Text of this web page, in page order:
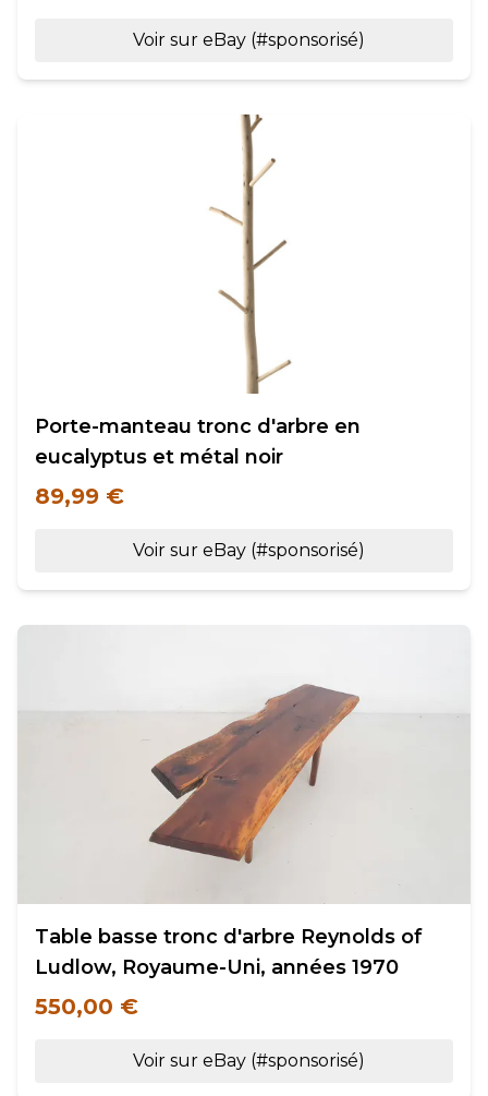
Voir sur eBay (#sponsorisé)
Porte-manteau tronc d'arbre en
eucalyptus et métal noir
89,99 €
Voir sur eBay (#sponsorisé)
Table basse tronc d'arbre Reynolds of
Ludlow, Royaume-Uni, années 1970
550,00 €
Voir sur eBay (#sponsorisé)